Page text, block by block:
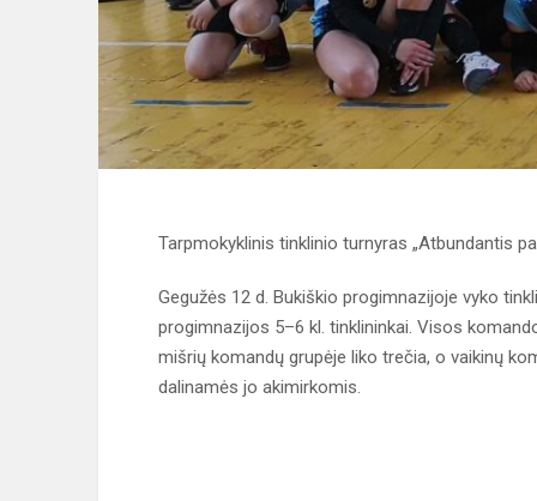
Tarpmokyklinis tinklinio turnyras „Atbundantis
Gegužės 12 d. Bukiškio progimnazijoje vyko
progimnazijos 5–6 kl. tinklininkai. Visos
mišrių komandų grupėje liko trečia, o vaikinų
dalinamės jo akimirkomis.